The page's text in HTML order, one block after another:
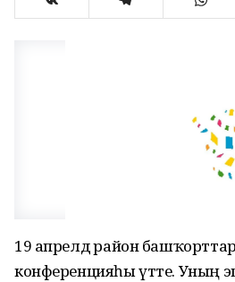
19 апрелдә район
конференцияһы үтте. Уның